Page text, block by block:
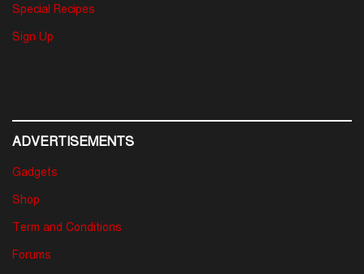
Special Recipes
Sign Up
ADVERTISEMENTS
Gadgets
Shop
Term and Conditions
Forums